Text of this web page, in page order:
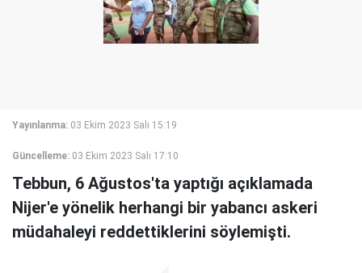
Yayınlanma: 03 Ekim 2023 Salı 15:19
Güncelleme: 03 Ekim 2023 Salı 17:10
Tebbun, 6 Ağustos'ta yaptığı açıklamada
Nijer'e yönelik herhangi bir yabancı askeri
müdahaleyi reddettiklerini söylemişti.